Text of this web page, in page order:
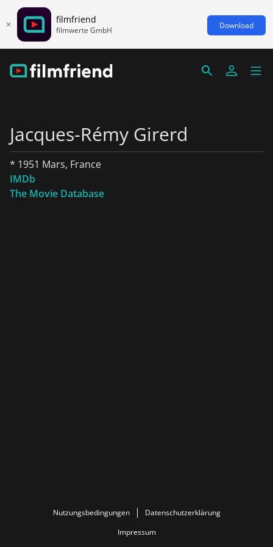
filmfriend
filmwerte GmbH Download
Jacques-Rémy Girerd
* 1951 Mars, France
IMDb
The Movie Database
Nutzungsbedingungen
Datenschutzerklärung
Impressum